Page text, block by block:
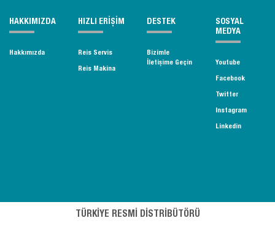
HAKKIMIZDA
Hakkımızda
HIZLI ERİŞİM
Reis Servis
Reis Makina
DESTEK
Bizimle
İletişime Geçin
SOSYAL
MEDYA
Youtube
Facebook
Twitter
Instagram
Linkedin
TÜRKİYE RESMİ DİSTRİBÜTÖRÜ